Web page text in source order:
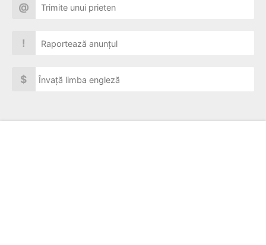
@ Trimite unui prieten
! Raportează anunțul
$ Învață limba engleză